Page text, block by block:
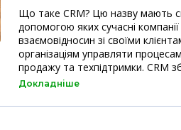
Що таке CRM? Цю назву мають
допомогою яких сучасні
взаємовідносин зі своїми
організаціям управляти
продажу та техпідтримки. CRM
Докладніше